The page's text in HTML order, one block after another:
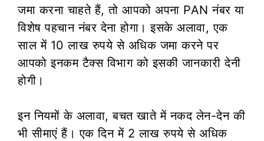
जमा करना चाहते हैं, तो आपको अपना PAN नंबर या
विशेष पहचान नंबर देना होगा। इसके अलावा, एक
साल में 10 लाख रुपये से अधिक जमा करने पर
आपको इनकम टैक्स विभाग को इसकी जानकारी देनी
होगी।
इन नियमों के अलावा, बचत खाते में नकद लेन-देन की
भी सीमाएं हैं। एक दिन में 2 लाख रुपये से अधिक